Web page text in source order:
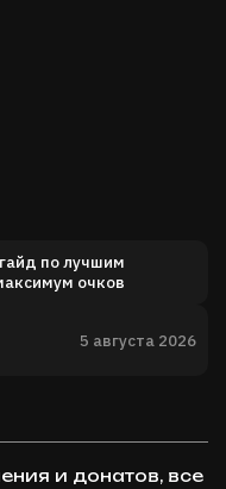
по лучшим
очков
5 августа 2026
и донатов, все